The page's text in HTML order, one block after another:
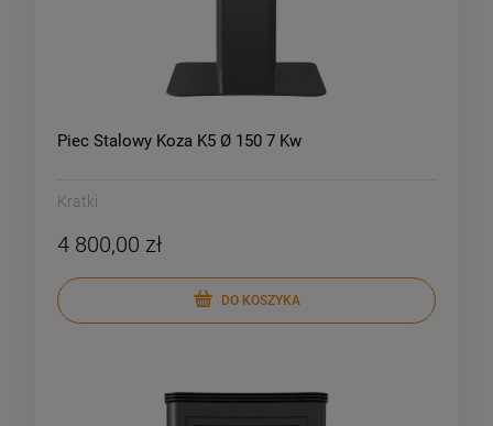
Piec Stalowy Koza K5 Ø 150 7 Kw
Kratki
4 800,00 zł
DO KOSZYKA